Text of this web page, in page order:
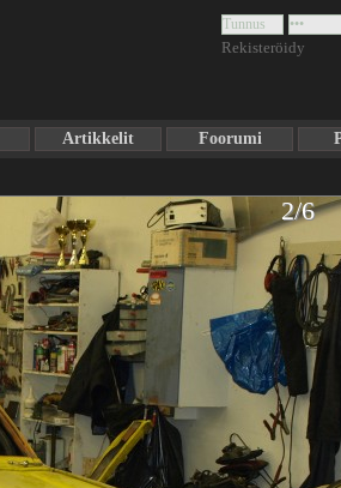
Rekisteröidy
Artikkelit Foorumi
2/6